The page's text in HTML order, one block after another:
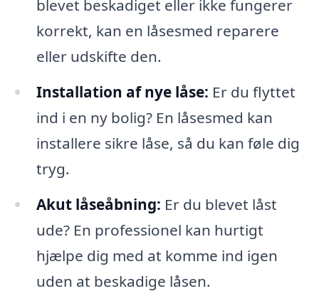
blevet beskadiget eller ikke fungerer
korrekt, kan en låsesmed reparere
eller udskifte den.
Installation af nye låse: Er du flyttet
ind i en ny bolig? En låsesmed kan
installere sikre låse, så du kan føle dig
tryg.
Akut låseåbning: Er du blevet låst
ude? En professionel kan hurtigt
hjælpe dig med at komme ind igen
uden at beskadige låsen.